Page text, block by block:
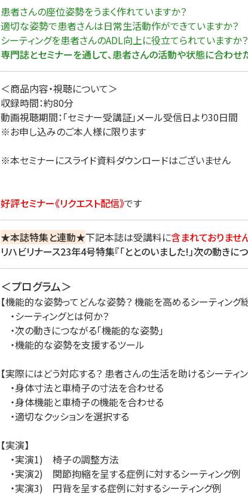
医学
栄養
栄養管理 超音波・画像・臨
産業保健 在宅医療・看
患者さんの座位姿勢をうまく作れていますか？
適切な姿勢で患者さんは日常生活動作ができていますか？
シーティングを患者さんのADL向上に役立てられていますか？
専門誌とセミナーを通して、患者さんの活動や状態に合わせ
＜商品内容・視聴について＞
収録時間：約80分
動画視聴期間：「セミナー受講証」メール受信日より30日間
※お申し込みのご本人様に限ります
※本セミナーにスライド資料ダウンロードはございません
好評セミナー《リクエスト配信》です
★本誌特集と連動★下記本誌は受講料に含まれておりませ
リハビリナース23年4号特集『「ととのいました!」次の動きに
＜プログラム＞
【機能的な姿勢ってどんな姿勢？ 機能を高めるシーティング
・シーティングとは何か？
・次の動きにつながる「機能的な姿勢」
・機能的な姿勢を支援するツール
【実際にはどう対応する？ 患者さんの生活を助けるシーティ
・身体寸法と車椅子の寸法を合わせる
・身体機能と車椅子の機能を合わせる
・適切なクッションを選択する
【実演】
・実演1) 椅子の調整方法
・実演2) 関節拘縮を呈する症例に対するシーティング例
・実演3) 円背を呈する症例に対するシーティング例